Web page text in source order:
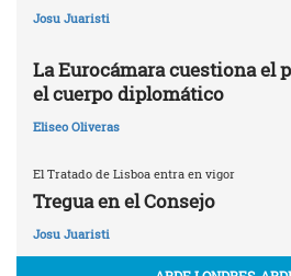
Josu Juaristi
La Eurocámara cuestiona el
el cuerpo diplomático
Eliseo Oliveras
El Tratado de Lisboa entra en vigor
Tregua en el Consejo
Josu Juaristi